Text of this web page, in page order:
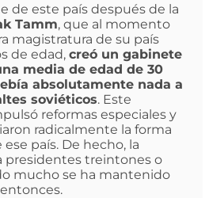
de este país después de la
Tamm, que al momento
magistratura de su país
de edad, creó un gabinete
media de edad de 30
absolutamente nada a
soviéticos. Este
reformas especiales y
radicalmente la forma
país. De hecho, la
presidentes treintones o
mucho se ha mantenido